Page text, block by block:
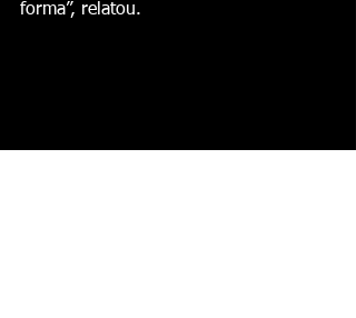
forma”, relatou.